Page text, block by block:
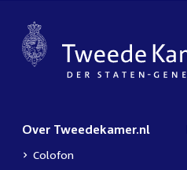
Over Tweedekamer.nl
Colofon